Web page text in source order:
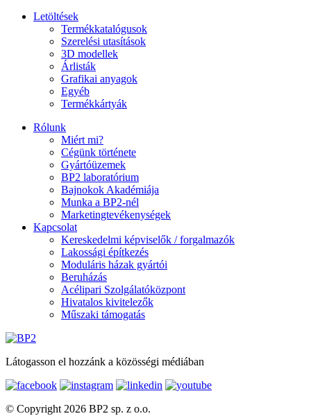
Letöltések
Termékkatalógusok
Szerelési utasítások
3D modellek
Árlisták
Grafikai anyagok
Egyéb
Termékkártyák
Rólunk
Miért mi?
Cégünk története
Gyártóüzemek
BP2 laboratórium
Bajnokok Akadémiája
Munka a BP2-nél
Marketingtevékenységek
Kapcsolat
Kereskedelmi képviselők / forgalmazók
Lakossági építkezés
Moduláris házak gyártói
Beruházás
Acélipari Szolgálatóközpont
Hivatalos kivitelezők
Műszaki támogatás
Látogasson el hozzánk a közösségi médiában
© Copyright 2026 BP2 sp. z o.o.